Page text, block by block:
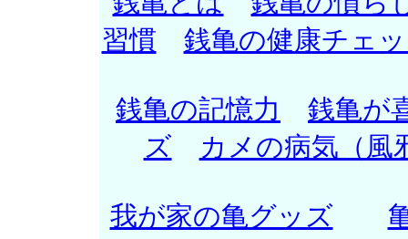
習慣
銭亀の健康チェ
銭亀の記憶力
銭亀が
ズ
カメの病気（風
我が家の亀グッズ